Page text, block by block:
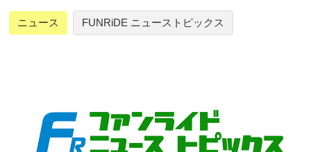
ニュース FUNRiDE ニューストピックス